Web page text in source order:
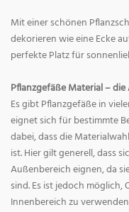
Mit einer schönen
dekorieren wie eine Ecke
perfekte Platz für
Pflanzgefäße Material –
Es gibt Pflanzgefäße in
eignet sich für bestimmte
dabei, dass die
ist. Hier gilt generell, dass
Außenbereich eignen, da
sind. Es ist jedoch
Innenbereich zu